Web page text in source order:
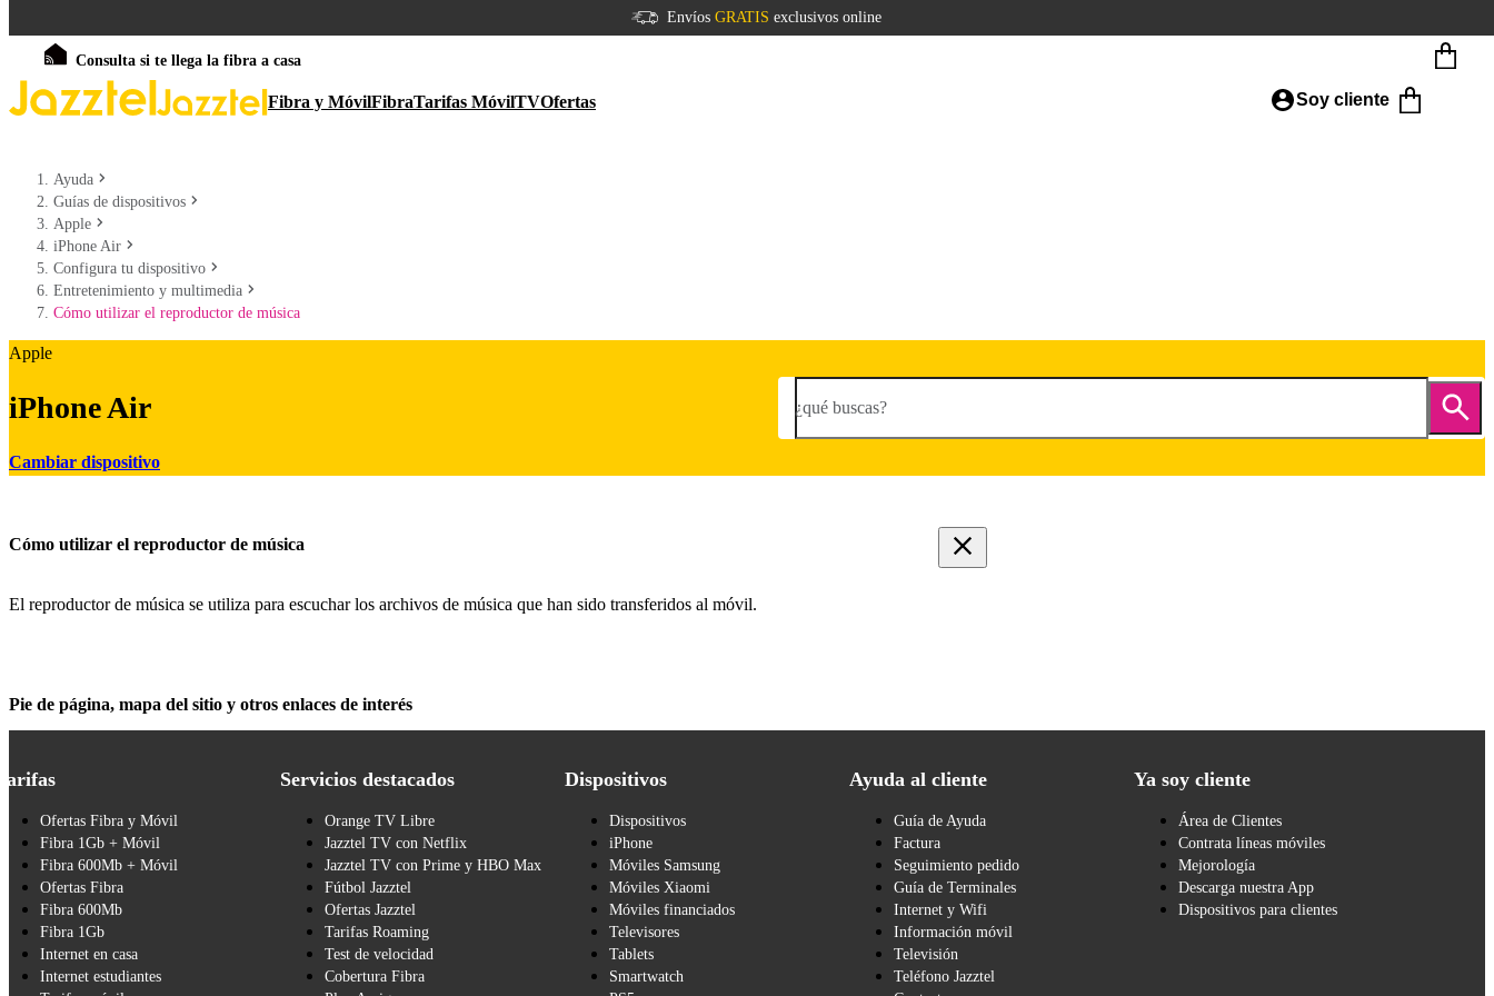
Envíos GRATIS exclusivos online
Consulta si te llega la fibra a casa
Fibra y MóvilFibraTarifas MóvilTVOfertas Soy cliente
Ayuda
Guías de dispositivos
Apple
iPhone Air
Configura tu dispositivo
Entretenimiento y multimedia
Cómo utilizar el reproductor de música
Apple
iPhone Air
Cambiar dispositivo
¿qué buscas?
Cómo utilizar el reproductor de música
El reproductor de música se utiliza para escuchar los archivos de música que han sido transferidos al móvil.
Pie de página, mapa del sitio y otros enlaces de interés
Ofertas Fibra y Móvil
Fibra 1Gb + Móvil
Fibra 600Mb + Móvil
Ofertas Fibra
Fibra 600Mb
Fibra 1Gb
Internet en casa
Internet estudiantes
Servicios destacados
Orange TV Libre
Jazztel TV con Netflix
Jazztel TV con Prime y HBO Max
Fútbol Jazztel
Ofertas Jazztel
Tarifas Roaming
Test de velocidad
Cobertura Fibra
Dispositivos
Dispositivos
iPhone
Móviles Samsung
Móviles Xiaomi
Móviles financiados
Televisores
Tablets
Smartwatch
Ayuda al cliente
Guía de Ayuda
Factura
Seguimiento pedido
Guía de Terminales
Internet y Wifi
Información móvil
Televisión
Teléfono Jazztel
Ya soy cliente
Área de Clientes
Contrata líneas móviles
Mejorología
Descarga nuestra App
Dispositivos para clientes